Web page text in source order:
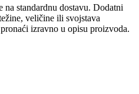
standardnu ​​dostavu. Dodatni
veličine ili svojstava
izravno u opisu proizvoda.